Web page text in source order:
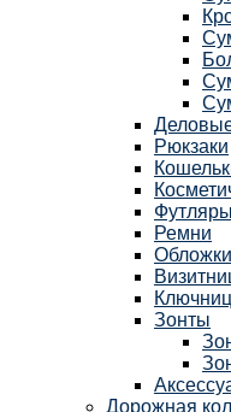
Рюкзаки
Ремни
Зонты
Дорожная